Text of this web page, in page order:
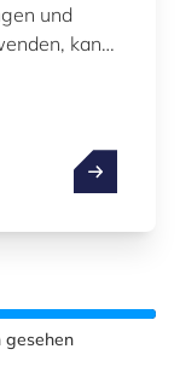
und
kann